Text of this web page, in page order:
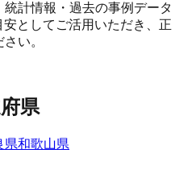
計情報・過去の事例データ
としてご活用いただき、正
い。
県
県和歌山県